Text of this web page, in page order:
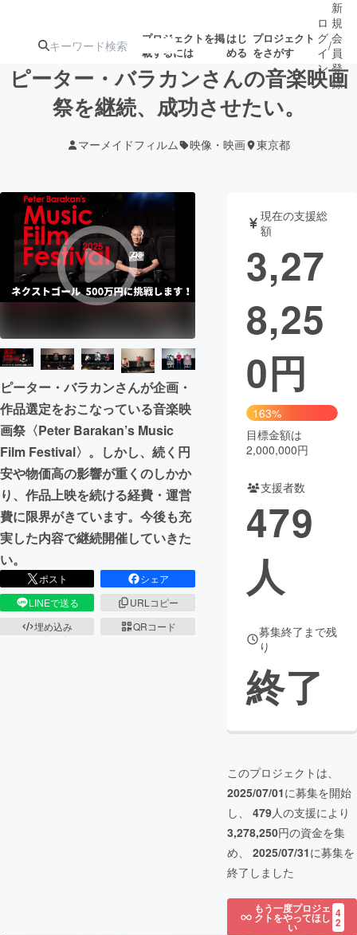
プロジェクトを掲
載するには
はじ
める
プロジェクト
をさがす
ターン
ジェクト
募集終了が近いプ
ロジェクト
されます
アート・写真 音楽
テクノロジー・ガジェット ゲーム・サ
映像・映画
ビジネス・起業
まちづくり・地域活性化
CAMPFIRE for Social Good
CAMPFIRE Creation
CAMPFIREふるさと納税 machi-ya コミュニティ
ロ
グ
イ
ン
/
新
規
会
員
登
録
ピーター・バラカンさんの音楽映画
祭を継続、成功させたい。
マーメイドフィルム 映像・映画 東京都
ピーター・バラカンさんが企画・
作品選定をおこなっている音楽映
画祭〈Peter Barakan’s Music
Film Festival〉。しかし、続く円
安や物価高の影響が重くのしかか
り、作品上映を続ける経費・運営
費に限界がきています。今後も充
実した内容で継続開催していきた
い。
ポスト
シェア
LINEで送る
URLコピー
埋め込み
QRコード
現在の支援総
額
3,27
8,25
0円
163%
目標金額は
2,000,000円
支援者数
479
人
募集終了まで残
り
終了
このプロジェクトは、
2025/07/01に募集を開始
し、 479人の支援により
3,278,250円の資金を集
め、 2025/07/31に募集を
終了しました
もう一度プロジェ
クトをやってほし
い
4
2